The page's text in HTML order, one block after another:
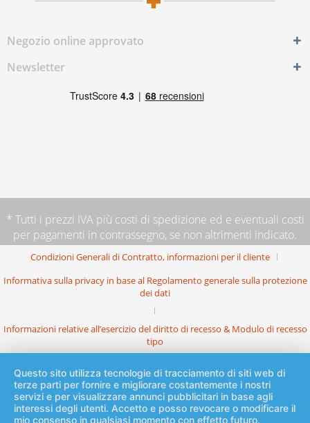
Negozio online approvato
Newsletter
* Tutti i prezzi IVA più costi di spedizione ed e eventuali costi
per pagamenti in contrassegno, se non altrimenti indicato.
Condizioni Generali di Contratto, informazioni per il cliente
Informativa sulla privacy in base al Regolamento generale sulla protezione
dei dati
Informazioni relative all’esercizio del diritto di recesso & Modulo di recesso
tipo
Questo sito utilizza tecnologie di tracciamento di siti web di
terze parti per fornire e migliorare costantemente i nostri
servizi e per visualizzare annunci pubblicitari in base agli
interessi degli utenti. Accetto e posso revocare o modificare il
mio consenso in qualsiasi momento con effetto futuro.